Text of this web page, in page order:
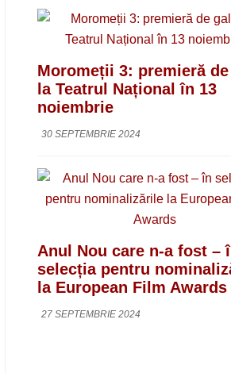
Moromeții 3: premieră
la Teatrul Național în 13
noiembrie
30 SEPTEMBRIE 2024
Anul Nou care n-a fost –
selecția pentru
la European Film Awards
27 SEPTEMBRIE 2024